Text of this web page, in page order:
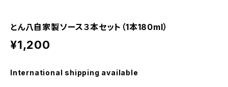
とん八自家製ソース３本セット（1本180ml）
¥1,200
International shipping available